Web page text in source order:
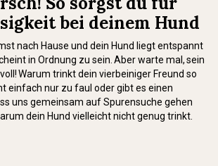
bei deinem Hund
nach Hause und dein Hund liegt entspannt
in Ordnung zu sein. Aber warte mal, sein
Warum trinkt dein vierbeiniger Freund so
einfach nur zu faul oder gibt es einen
uns gemeinsam auf Spurensuche gehen
dein Hund vielleicht nicht genug trinkt.